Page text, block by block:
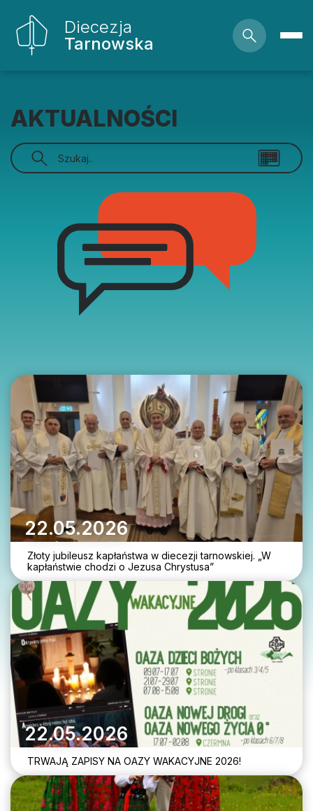
Diecezja
Tarnowska
AKTUALNOŚCI
22.05.2026
Złoty jubileusz kapłaństwa w diecezji tarnowskiej. „W
kapłaństwie chodzi o Jezusa Chrystusa”
22.05.2026
TRWAJĄ ZAPISY NA OAZY WAKACYJNE 2026!